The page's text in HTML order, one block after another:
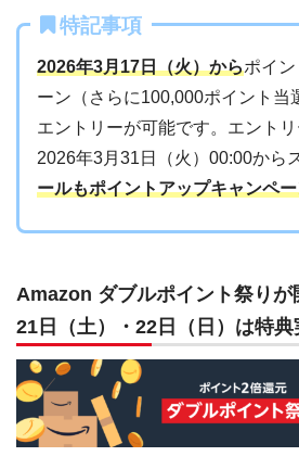
特記事項
2026年3月17日（火）からポイ
ーン（さらに100,000ポイント当
エントリーが可能です。エント
2026年3月31日（火）00:00から
ールもポイントアップキャンペ
Amazon ダブルポイント祭りが
21日（土）・22日（日）は特典